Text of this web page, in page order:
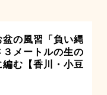
の風習「負い縄
メートルの生の
む【香川・小豆